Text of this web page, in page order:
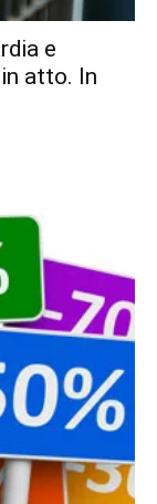
e
atto. In